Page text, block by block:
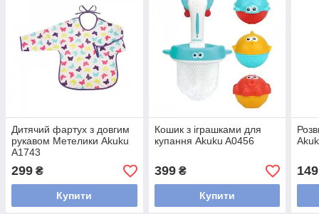
Дитячий фартух з довгим
рукавом Метелики Akuku
A1743
299 ₴
Купити
Кошик з іграшками для
купання Akuku A0456
399₴
Купити
149